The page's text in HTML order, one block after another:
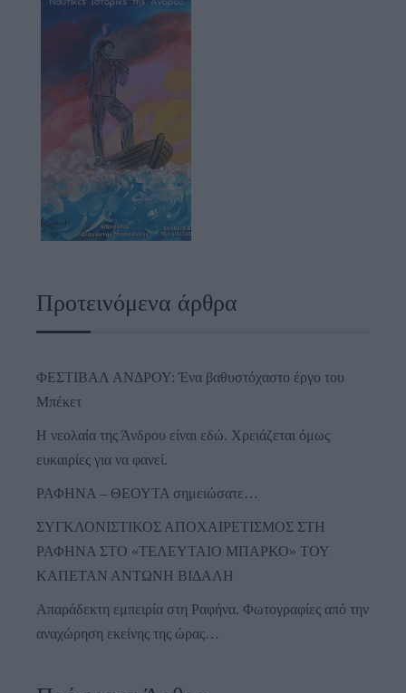
Προτεινόμενα άρθρα
ΦΕΣΤΙΒΑΛ ΑΝΔΡΟΥ: Ένα βαθυστόχαστο έργο του
Μπέκετ
Η νεολαία της Άνδρου είναι εδώ. Χρειάζεται όμως
ευκαιρίες για να φανεί.
ΡΑΦΗΝΑ – ΘΕΟΥΤΑ σημειώσατε…
ΣΥΓΚΛΟΝΙΣΤΙΚΟΣ ΑΠΟΧΑΙΡΕΤΙΣΜΟΣ ΣΤΗ
ΡΑΦΗΝΑ ΣΤΟ «ΤΕΛΕΥΤΑΙΟ ΜΠΑΡΚΟ» ΤΟΥ
ΚΑΠΕΤΑΝ ΑΝΤΩΝΗ ΒΙΔΑΛΗ
Απαράδεκτη εμπειρία στη Ραφήνα. Φωτογραφίες από την
αναχώρηση εκείνης της ώρας…